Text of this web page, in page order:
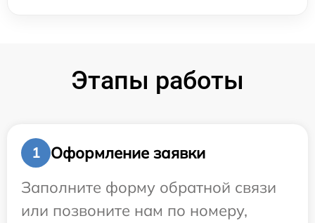
Этапы работы
1
Оформление заявки
Заполните форму обратной связи
или позвоните нам по номеру,